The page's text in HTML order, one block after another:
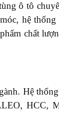
ô tô
hệ
chất
Hệ
HCC,